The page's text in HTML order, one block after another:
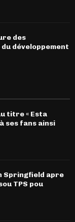
des
développement
titre « Esta
ses fans ainsi
Springfield apre
TPS pou